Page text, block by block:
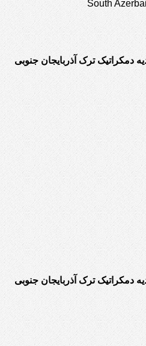
South
دمکراتیک ترک آذربایجان جنوبی
دمکراتیک ترک آذربایجان جنوبی